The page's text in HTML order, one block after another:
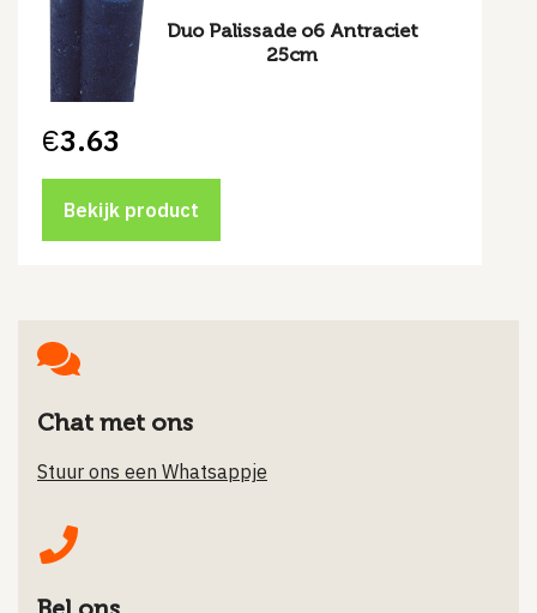
Duo Palissade o6 Antraciet
25cm
€3.63
Bekijk product
Chat met ons
Stuur ons een Whatsappje